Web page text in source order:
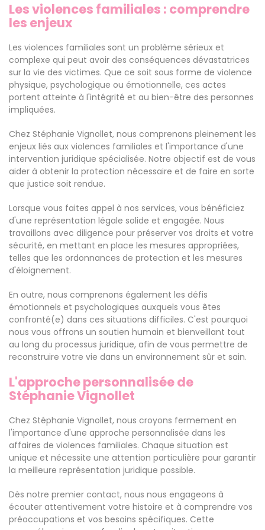
Les violences familiales : comprendre
les enjeux
Les violences familiales sont un problème sérieux et
complexe qui peut avoir des conséquences dévastatrices
sur la vie des victimes. Que ce soit sous forme de violence
physique, psychologique ou émotionnelle, ces actes
portent atteinte à l'intégrité et au bien-être des personnes
impliquées.
Chez Stéphanie Vignollet, nous comprenons pleinement les
enjeux liés aux violences familiales et l'importance d'une
intervention juridique spécialisée. Notre objectif est de vous
aider à obtenir la protection nécessaire et de faire en sorte
que justice soit rendue.
Lorsque vous faites appel à nos services, vous bénéficiez
d'une représentation légale solide et engagée. Nous
travaillons avec diligence pour préserver vos droits et votre
sécurité, en mettant en place les mesures appropriées,
telles que les ordonnances de protection et les mesures
d'éloignement.
En outre, nous comprenons également les défis
émotionnels et psychologiques auxquels vous êtes
confronté(e) dans ces situations difficiles. C'est pourquoi
nous vous offrons un soutien humain et bienveillant tout
au long du processus juridique, afin de vous permettre de
reconstruire votre vie dans un environnement sûr et sain.
L'approche personnalisée de
Stéphanie Vignollet
Chez Stéphanie Vignollet, nous croyons fermement en
l'importance d'une approche personnalisée dans les
affaires de violences familiales. Chaque situation est
unique et nécessite une attention particulière pour garantir
la meilleure représentation juridique possible.
Dès notre premier contact, nous nous engageons à
écouter attentivement votre histoire et à comprendre vos
préoccupations et vos besoins spécifiques. Cette